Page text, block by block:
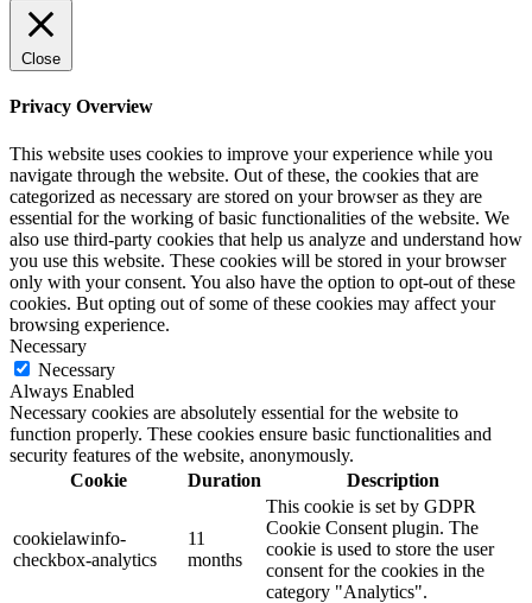
Close
Privacy Overview
This website uses cookies to improve your experience while you
navigate through the website. Out of these, the cookies that are
categorized as necessary are stored on your browser as they are
essential for the working of basic functionalities of the website. We
also use third-party cookies that help us analyze and understand how
you use this website. These cookies will be stored in your browser
only with your consent. You also have the option to opt-out of these
cookies. But opting out of some of these cookies may affect your
browsing experience.
Necessary
Necessary
Always Enabled
Necessary cookies are absolutely essential for the website to
function properly. These cookies ensure basic functionalities and
security features of the website, anonymously.
Cookie
Duration Description
cookielawinfo-
checkbox-analytics
11
months
This cookie is set by GDPR
Cookie Consent plugin. The
cookie is used to store the user
consent for the cookies in the
category "Analytics".